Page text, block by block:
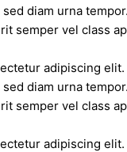
diam urna
semper vel class
adipiscing
diam urna
semper vel class
adipiscing